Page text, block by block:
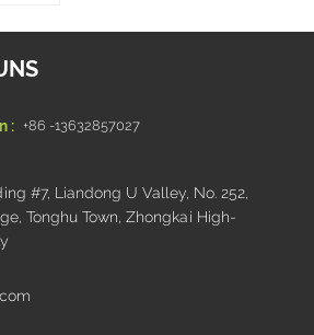
: +86 -13632857027
#7, Liandong U Valley, No. 252,
Tonghu Town, Zhongkai High-